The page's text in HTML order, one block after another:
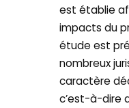
est établie
impacts du
étude est
nombreux
caractère
c’est-à-dire